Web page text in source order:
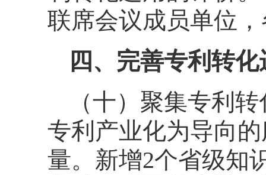
联席会议成员单位
四、完善专利转
（十）聚集专利
专利产业化为导向
量。新增2个省级知